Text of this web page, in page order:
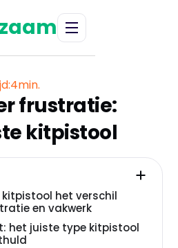
4min.
frustratie:
kitpistool
het verschil
en vakwerk
het juiste type kitpistool